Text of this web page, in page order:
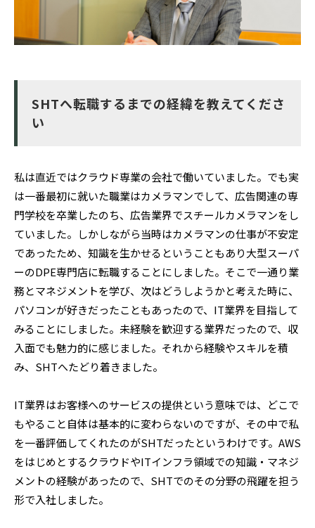
SHTへ転職するまでの経緯を教えてくださ
い
私は直近ではクラウド専業の会社で働いていました。でも実
は一番最初に就いた職業はカメラマンでして、広告関連の専
門学校を卒業したのち、広告業界でスチールカメラマンをし
ていました。しかしながら当時はカメラマンの仕事が不安定
であったため、知識を生かせるということもあり大型スーパ
ーのDPE専門店に転職することにしました。そこで一通り業
務とマネジメントを学び、次はどうしようかと考えた時に、
パソコンが好きだったこともあったので、IT業界を目指して
みることにしました。未経験を歓迎する業界だったので、収
入面でも魅力的に感じました。それから経験やスキルを積
み、SHTへたどり着きました。
IT業界はお客様へのサービスの提供という意味では、どこで
もやること自体は基本的に変わらないのですが、その中で私
を一番評価してくれたのがSHTだったというわけです。AWS
をはじめとするクラウドやITインフラ領域での知識・マネジ
メントの経験があったので、SHTでのその分野の飛躍を担う
形で入社しました。